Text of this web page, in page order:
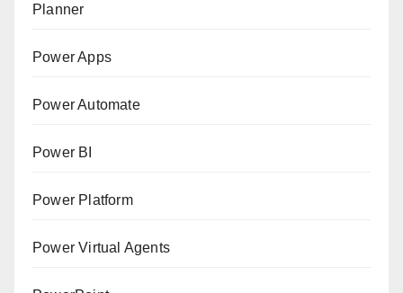
Planner
Power Apps
Power Automate
Power BI
Power Platform
Power Virtual Agents